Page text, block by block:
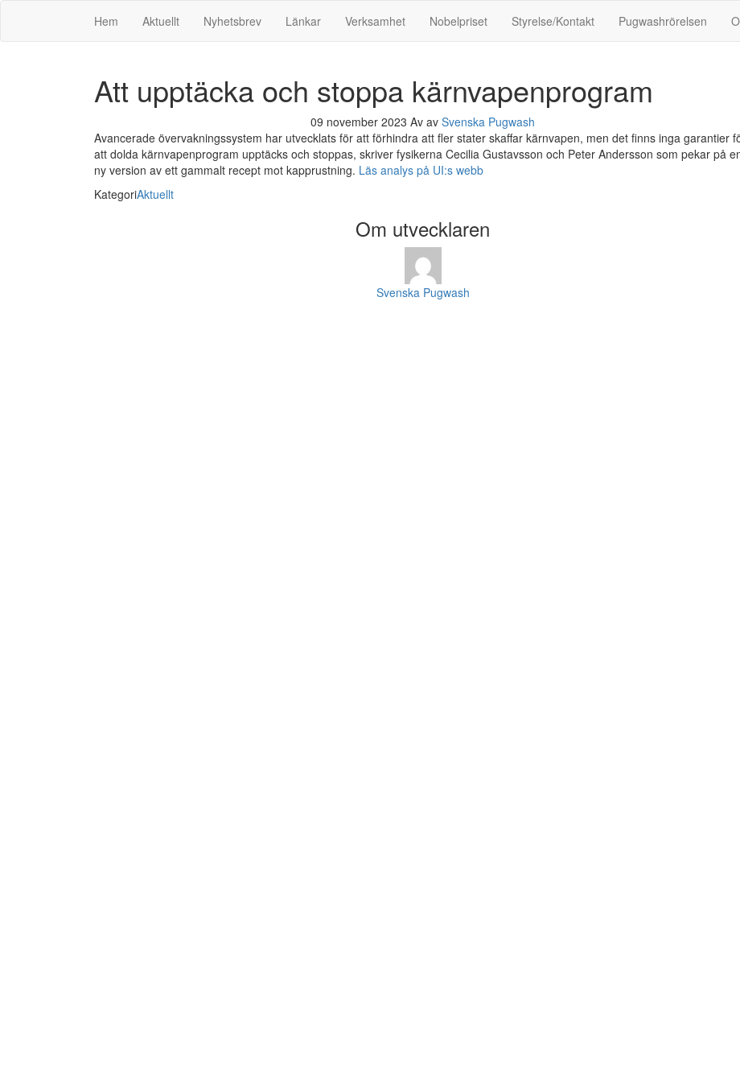
Hem
Aktuellt Nyhetsbrev Länkar Verksamhet Nobelpriset Styrelse/Kontakt Pugwashrörelsen
Att upptäcka och stoppa kärnvapenprogram
09 november 2023Avav Svenska Pugwash
Avancerade övervakningssystem har utvecklats för att förhindra att fler stater skaffar kärnvapen, men det finns inga garantier
att dolda kärnvapenprogram upptäcks och stoppas, skriver fysikerna Cecilia Gustavsson och Peter Andersson som pekar på
ny version av ett gammalt recept mot kapprustning. Läs analys på UI:s webb
KategoriAktuellt
Om utvecklaren
Svenska Pugwash